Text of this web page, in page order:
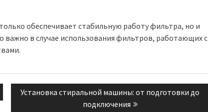
обеспечивает стабильную работу фильтра, но и
важно в случае использования фильтров, работающих с
Next
Установка стиральной машины: от подготовки до
подключения